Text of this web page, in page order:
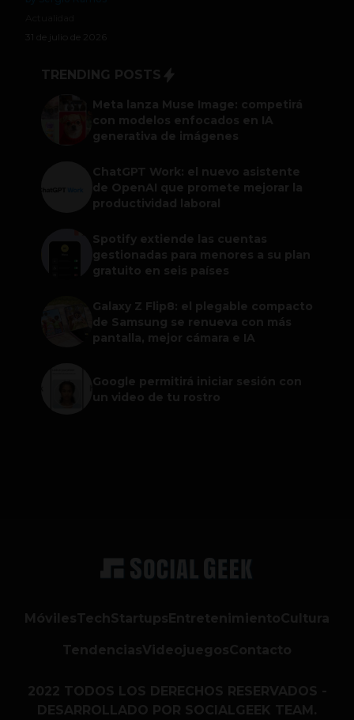
31 de julio de 2026
TRENDING POSTS
Meta lanza Muse Image: competirá
con modelos enfocados en IA
generativa de imágenes
ChatGPT Work: el nuevo asistente
de OpenAI que promete mejorar la
productividad laboral
Spotify extiende las cuentas
gestionadas para menores a su plan
gratuito en seis países
Galaxy Z Flip8: el plegable compacto
de Samsung se renueva con más
pantalla, mejor cámara e IA
Google permitirá iniciar sesión con
un video de tu rostro